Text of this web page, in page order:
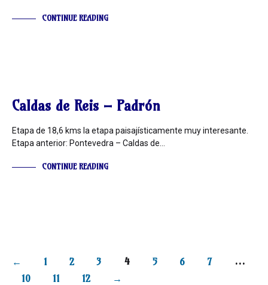
CONTINUE READING
Caldas de Reis – Padrón
Etapa de 18,6 kms la etapa paisajísticamente muy interesante.
Etapa anterior: Pontevedra – Caldas de…
CONTINUE READING
← 1 2 3 4 5 6 7
…
10
11 12 →